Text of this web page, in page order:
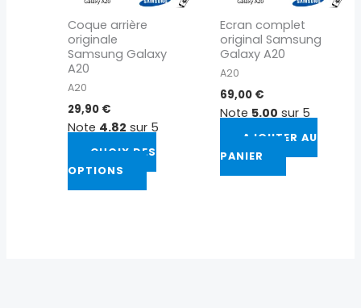
Coque arrière
originale
Samsung Galaxy
A20
A20
29,90 €
Note 4.82 sur 5
CHOIX DES
OPTIONS
peuvent
être
choisies
sur
du
Ecran complet
original Samsung
Galaxy A20
A20
69,00 €
Note 5.00 sur 5
AJOUTER AU
PANIER